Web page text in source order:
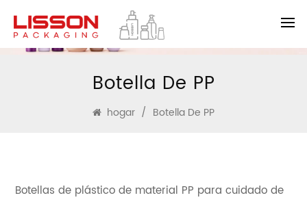
Botella De PP
hogar / Botella De PP
Botellas de plástico de material PP para cuidado de